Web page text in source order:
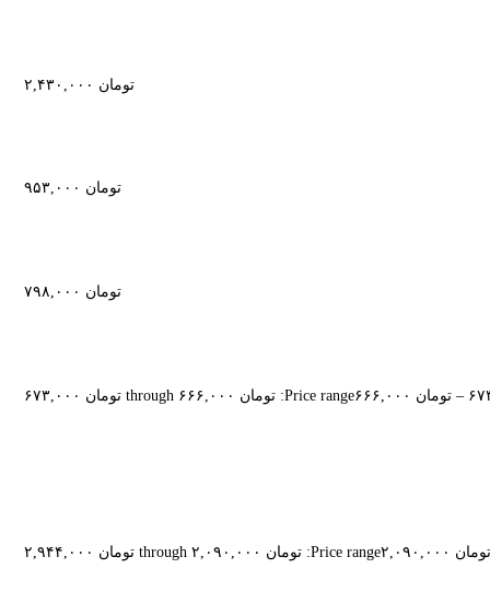
تومان
تومان
تومان
– تومان Price range: تومان ۶۶۶,۰۰۰ through تومان ۶۷۳,۰۰۰
تومان Price range: تومان ۲,۰۹۰,۰۰۰ through تومان ۲,۹۴۴,۰۰۰